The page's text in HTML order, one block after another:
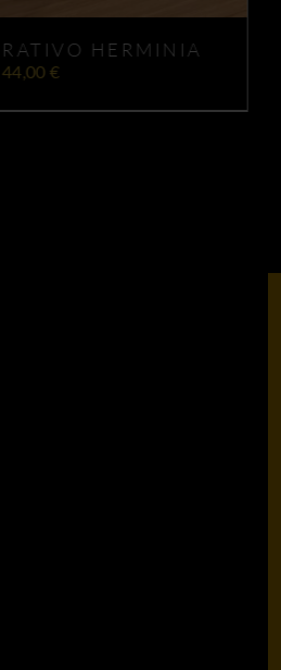
HERMINIA
44,00 €